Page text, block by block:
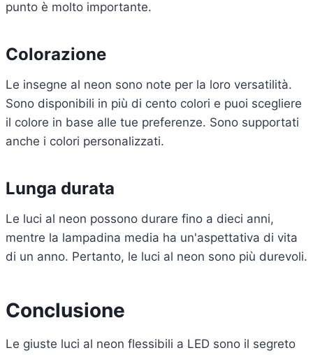
punto è molto importante.
Colorazione
Le insegne al neon sono note per la loro versatilità.
Sono disponibili in più di cento colori e puoi scegliere
il colore in base alle tue preferenze. Sono supportati
anche i colori personalizzati.
Lunga durata
Le luci al neon possono durare fino a dieci anni,
mentre la lampadina media ha un'aspettativa di vita
di un anno. Pertanto, le luci al neon sono più durevoli.
Conclusione
Le giuste luci al neon flessibili a LED sono il segreto